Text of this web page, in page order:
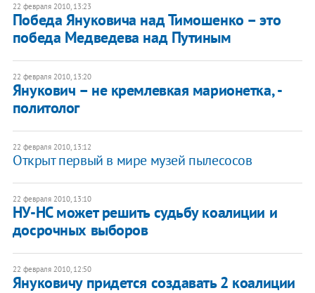
22 февраля 2010, 13:23
Победа Януковича над Тимошенко – это
победа Медведева над Путиным
22 февраля 2010, 13:20
Янукович – не кремлевкая марионетка, -
политолог
22 февраля 2010, 13:12
Открыт первый в мире музей пылесосов
22 февраля 2010, 13:10
НУ-НС может решить судьбу коалиции и
досрочных выборов
22 февраля 2010, 12:50
Януковичу придется создавать 2 коалиции